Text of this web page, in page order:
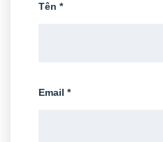
Tên *
Email *